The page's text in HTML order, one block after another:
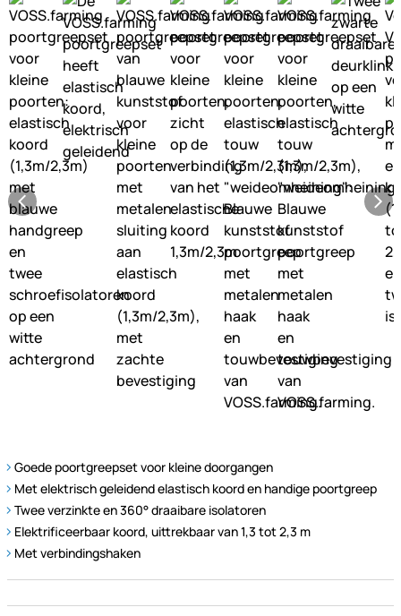
Goede poortgreepset voor kleine doorgangen
Met elektrisch geleidend elastisch koord en handige poortgreep
Twee verzinkte en 360° draaibare isolatoren
Elektrificeerbaar koord, uittrekbaar van 1,3 tot 2,3 m
Met verbindingshaken